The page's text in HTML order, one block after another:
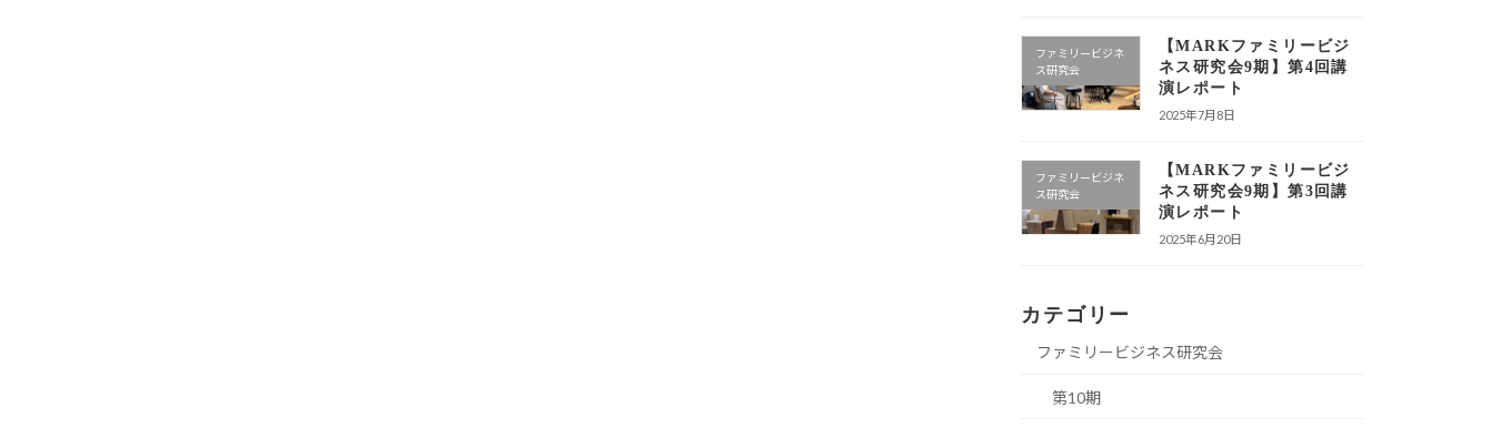
ファミリービジネ
ス研究会
【MARKファミリービジ
ネス研究会9期】第4回講
演レポート
2025年7月8日
ファミリービジネ
ス研究会
【MARKファミリービジ
ネス研究会9期】第3回講
演レポート
2025年6月20日
カテゴリー
ファミリービジネス研究会
第10期